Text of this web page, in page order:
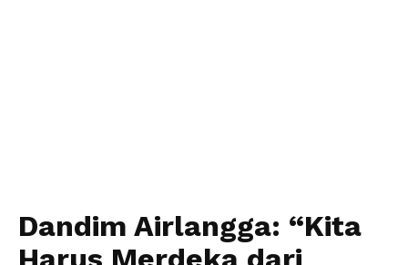
Dandim Airlangga: “Kita